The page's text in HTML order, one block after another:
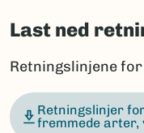
Last ned
Retningslinjene
Retningslinjer
fremmede arter,